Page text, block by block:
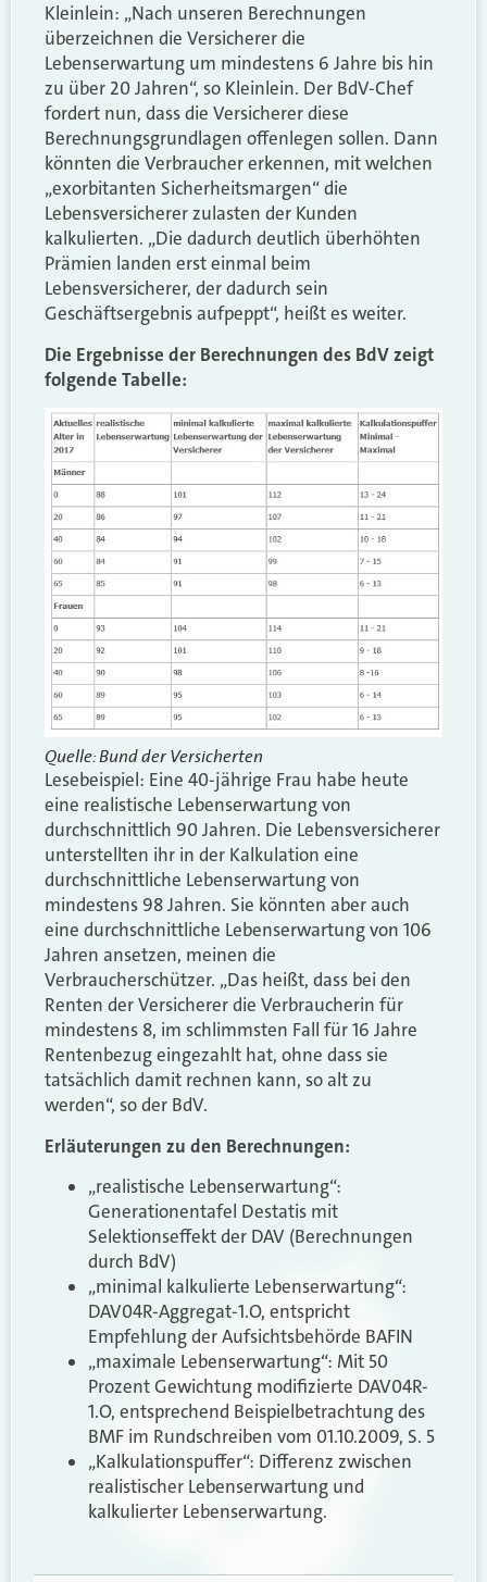
Kleinlein: „Nach unseren Berechnungen
überzeichnen die Versicherer die
Lebenserwartung um mindestens 6 Jahre bis hin
zu über 20 Jahren“, so Kleinlein. Der BdV-Chef
fordert nun, dass die Versicherer diese
Berechnungsgrundlagen offenlegen sollen. Dann
könnten die Verbraucher erkennen, mit welchen
„exorbitanten Sicherheitsmargen“ die
Lebensversicherer zulasten der Kunden
kalkulierten. „Die dadurch deutlich überhöhten
Prämien landen erst einmal beim
Lebensversicherer, der dadurch sein
Geschäftsergebnis aufpeppt“, heißt es weiter.
Die Ergebnisse der Berechnungen des BdV zeigt
folgende Tabelle:
Quelle: Bund der Versicherten
Lesebeispiel: Eine 40-jährige Frau habe heute
eine realistische Lebenserwartung von
durchschnittlich 90 Jahren. Die Lebensversicherer
unterstellten ihr in der Kalkulation eine
durchschnittliche Lebenserwartung von
mindestens 98 Jahren. Sie könnten aber auch
eine durchschnittliche Lebenserwartung von 106
Jahren ansetzen, meinen die
Verbraucherschützer. „Das heißt, dass bei den
Renten der Versicherer die Verbraucherin für
mindestens 8, im schlimmsten Fall für 16 Jahre
Rentenbezug eingezahlt hat, ohne dass sie
tatsächlich damit rechnen kann, so alt zu
werden“, so der BdV.
Erläuterungen zu den Berechnungen:
„realistische Lebenserwartung“:
Generationentafel Destatis mit
Selektionseffekt der DAV (Berechnungen
durch BdV)
„minimal kalkulierte Lebenserwartung“:
DAV04R-Aggregat-1.O, entspricht
Empfehlung der Aufsichtsbehörde BAFIN
„maximale Lebenserwartung“: Mit 50
Prozent Gewichtung modifizierte DAV04R-
1.O, entsprechend Beispielbetrachtung des
BMF im Rundschreiben vom 01.10.2009, S. 5
„Kalkulationspuffer“: Differenz zwischen
realistischer Lebenserwartung und
kalkulierter Lebenserwartung.